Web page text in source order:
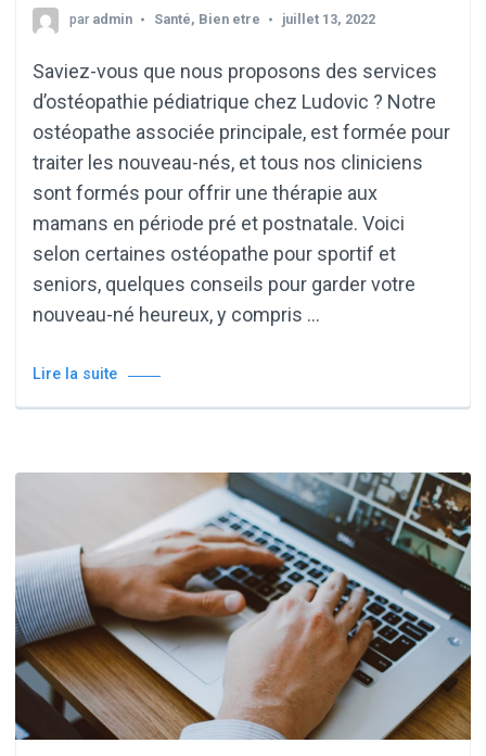
par admin Santé, Bien etre juillet 13, 2022
Saviez-vous que nous proposons des services
d’ostéopathie pédiatrique chez Ludovic ? Notre
ostéopathe associée principale, est formée pour
traiter les nouveau-nés, et tous nos cliniciens
sont formés pour offrir une thérapie aux
mamans en période pré et postnatale. Voici
selon certaines ostéopathe pour sportif et
seniors, quelques conseils pour garder votre
nouveau-né heureux, y compris …
Lire la suite